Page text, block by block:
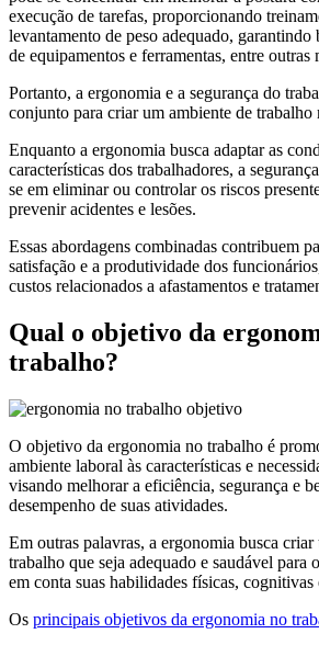
execução de tarefas, proporcionando
levantamento de peso adequado, garantindo
de equipamentos e ferramentas, entre outras
Portanto, a ergonomia e a segurança do
conjunto para criar um ambiente de trabalho
Enquanto a ergonomia busca adaptar as
características dos trabalhadores, a
se em eliminar ou controlar os riscos
prevenir acidentes e lesões.
Essas abordagens combinadas contribuem
satisfação e a produtividade dos
custos relacionados a afastamentos e
Qual o objetivo da
trabalho?
O objetivo da ergonomia no trabalho é
ambiente laboral às características e
visando melhorar a eficiência, segurança e
desempenho de suas atividades.
Em outras palavras, a ergonomia busca criar
trabalho que seja adequado e saudável para
em conta suas habilidades físicas, cognitivas
Os principais objetivos da ergonomia no